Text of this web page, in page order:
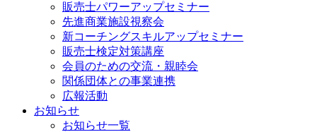
販売士パワーアップセミナー
先進商業施設視察会
新コーチングスキルアップセミナー
販売士検定対策講座
会員のための交流・親睦会
関係団体との事業連携
広報活動
お知らせ
お知らせ一覧